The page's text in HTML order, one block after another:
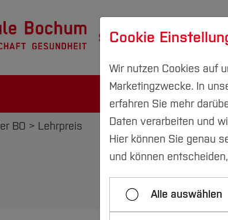
Studium Forschung &
BO Lehrpreis
Cookie
Wir nutzen Cookies auf
Marketingzwecke. In
erfahren Sie mehr
Daten verarbeiten und
Hier können Sie genau
und können
Alle auswählen